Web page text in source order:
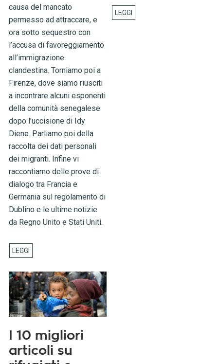
causa del mancato
permesso ad attraccare, e
ora sotto sequestro con
l’accusa di favoreggiamento
all’immigrazione
clandestina. Torniamo poi a
Firenze, dove siamo riusciti
a incontrare alcuni esponenti
della comunità senegalese
dopo l’uccisione di Idy
Diene. Parliamo poi della
raccolta dei dati personali
dei migranti. Infine vi
raccontiamo delle prove di
dialogo tra Francia e
Germania sul regolamento di
Dublino e le ultime notizie
da Regno Unito e Stati Uniti.
I 10 migliori
articoli su